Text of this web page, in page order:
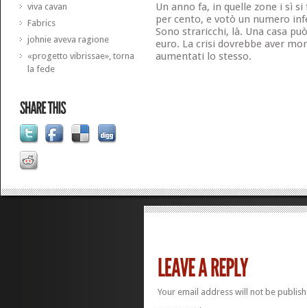
viva cavan
Fabrics
johnie aveva ragione
«progetto vibrissae», torna
la fede
Un anno fa, in quelle zone i sì
per cento, e votò un numero
Sono straricchi, là. Una casa
euro. La crisi dovrebbe aver
aumentati lo stesso.
Your email address will not be